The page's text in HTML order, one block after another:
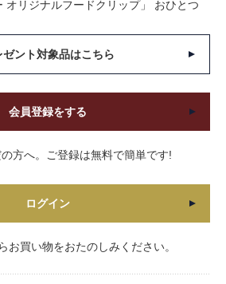
オリジナルフードクリップ」 おひとつ
ゼント対象品はこちら
会員登録をする
方へ。ご登録は無料で簡単です!
ログイン
お買い物をおたのしみください。